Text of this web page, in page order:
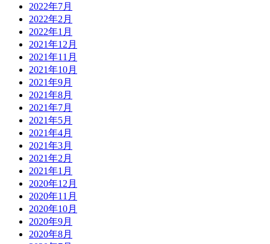
2022年7月
2022年2月
2022年1月
2021年12月
2021年11月
2021年10月
2021年9月
2021年8月
2021年7月
2021年5月
2021年4月
2021年3月
2021年2月
2021年1月
2020年12月
2020年11月
2020年10月
2020年9月
2020年8月